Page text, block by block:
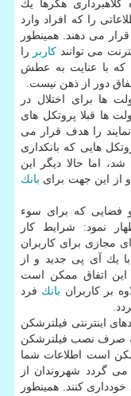
هكرها یك
را كه افراد وارد
می دهند. همینطور
می توانند كاربر را
كه با عنایت به عطش
دور از ذهن نیست.
ها برای اختلال در
ها قبلا پروتكل های
را هدف قرار می
هایی كه بانكداری
اما حالا دیگر این
از این جهت برای بانك
و فضایی كه برای سوء
نمود: شرایط كار
مجازی برای كاربران
یك آی پی جدید و از
اتفاق ممكن است
بر كاربران بانك فرد
اینترنتی فیلترشكن
به صرف نصب فیلترشكن
است اطلاعات شما
گردد شهروندان از
كنند. همینطور